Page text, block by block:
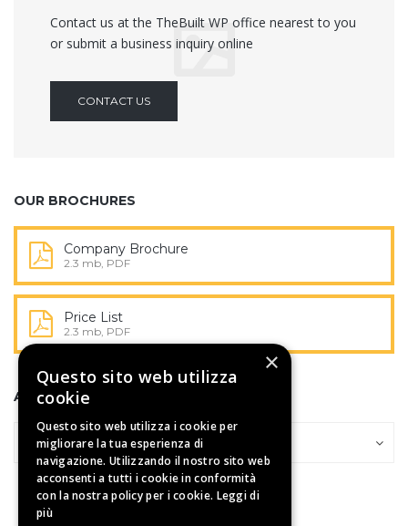
Contact us at the TheBuilt WP office nearest to you
or submit a business inquiry online
CONTACT US
OUR BROCHURES
Company Brochure
2.3 mb, PDF
Price List
2.3 mb, PDF
ARCHIVES
Archives
Seleziona il mese
Archives
×
Questo sito web utilizza
cookie
Questo sito web utilizza i cookie per
migliorare la tua esperienza di
navigazione. Utilizzando il nostro sito web
acconsenti a tutti i cookie in conformità
con la nostra policy per i cookie. Leggi di
più